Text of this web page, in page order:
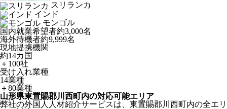
スリランカ
インド
モンゴル
国内就業希望者約3,000名
海外待機者約9,999名
現地提携機関
約14カ国
＋100社
受け入れ業種
14業種
＋80業種
山形県東置賜郡川西町内の対応可能エリア
弊社の外国人人材紹介サービスは、東置賜郡川西町内の全エリ